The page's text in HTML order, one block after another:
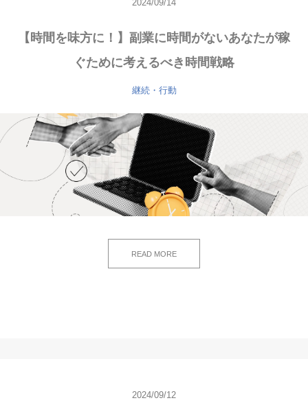
2024/09/14
【時間を味方に！】副業に時間がないあなたが稼
ぐために考えるべき時間戦略
継続・行動
READ MORE
2024/09/12